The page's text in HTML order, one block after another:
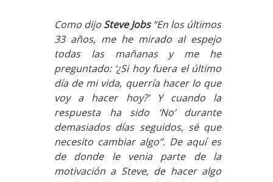
Como dijo Steve Jobs“En los últimos
33 años, me he mirado al espejo
todas las mañanas y me he
preguntado: ‘¿Si hoy fuera el último
día de mi vida, querría hacer lo que
voy a hacer hoy?’ Y cuando la
respuesta ha sido ‘No’ durante
demasiados días seguidos, sé que
necesito cambiar algo”. De aquí es
de donde le venia parte de la
motivación a Steve, de hacer algo